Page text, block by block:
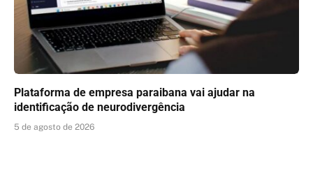
Plataforma de empresa paraibana vai ajudar na
identificação de neurodivergência
5 de agosto de 2026